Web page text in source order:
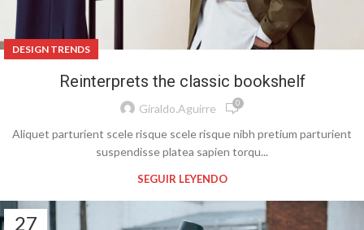
DESIGN TRENDS
Reinterprets the classic bookshelf
Giraldo.aguirre 0
Aliquet parturient scele risque scele risque nibh pretium parturient
suspendisse platea sapien torqu...
SEGUIR LEYENDO
27